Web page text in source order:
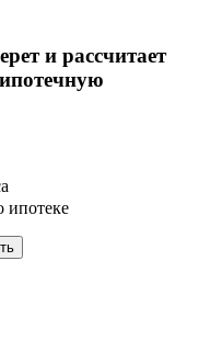
и рассчитает
ипотеке